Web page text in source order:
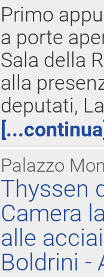
Primo
a porte
Sala della
alla
deputati,
[...continua]
Palazzo
Thyssen
Camera
alle
Boldrini -